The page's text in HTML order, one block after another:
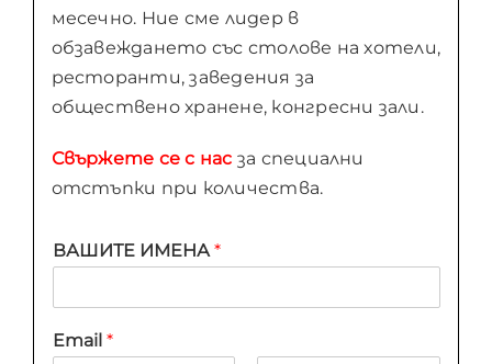
месечно. Ние сме лидер в
обзавеждането със столове на хотели,
ресторанти, заведения за
обществено хранене, конгресни зали.
Свържете се с нас за специални
отстъпки при количества.
ВАШИТЕ ИМЕНА *
Email *